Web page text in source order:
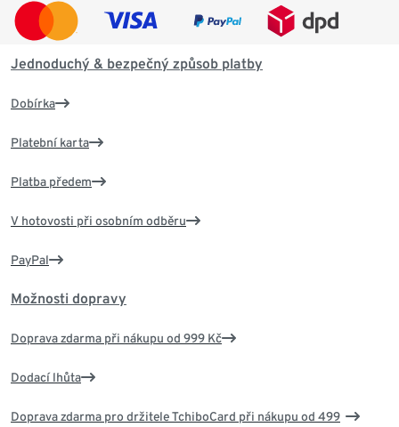
Jednoduchý & bezpečný způsob platby
Dobírka
Platební karta
Platba předem
V hotovosti při osobním odběru
PayPal
Možnosti dopravy
Doprava zdarma při nákupu od 999 Kč
Dodací lhůta
Doprava zdarma pro držitele TchiboCard při nákupu od 499